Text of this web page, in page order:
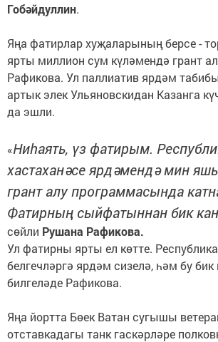
Гобәйдуллин.
Яңа фатирлар хуҗаларының берсе -
ярты миллион сум күләмендә грант
Рафикова. Ул паллиатив ярдәм
артык элек Ульяновскидан Казанга
да эшли.
«Ниһаять, үз фатирым.
хастаханәсе ярдәмендә мин
грант алу программасында
Фатирның сыйфатыннан бик
сөйли Рушана Рафикова.
Ул фатирны ярты ел көтте.
белгечләргә ярдәм сизелә, һәм бу
билгеләде Рафикова.
Яңа йортта Бөек Ватан сугышы
отставкадагы танк гаскәрләре